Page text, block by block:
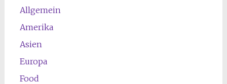
Allgemein
Amerika
Asien
Europa
Food